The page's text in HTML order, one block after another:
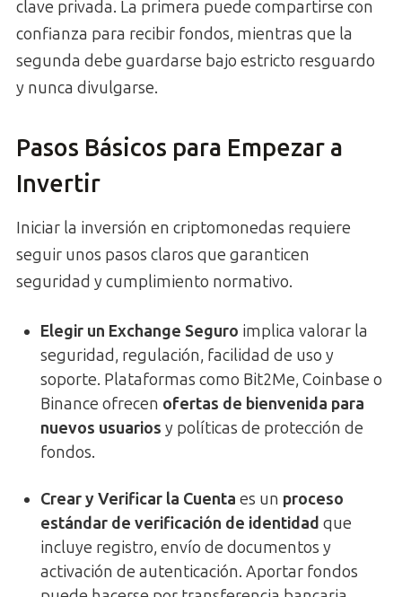
clave privada. La primera puede compartirse con
confianza para recibir fondos, mientras que la
segunda debe guardarse bajo estricto resguardo
y nunca divulgarse.
Pasos Básicos para Empezar a
Invertir
Iniciar la inversión en criptomonedas requiere
seguir unos pasos claros que garanticen
seguridad y cumplimiento normativo.
Elegir un Exchange Seguro implica valorar la
seguridad, regulación, facilidad de uso y
soporte. Plataformas como Bit2Me, Coinbase o
Binance ofrecen ofertas de bienvenida para
nuevos usuarios y políticas de protección de
fondos.
Crear y Verificar la Cuenta es un proceso
estándar de verificación de identidad que
incluye registro, envío de documentos y
activación de autenticación. Aportar fondos